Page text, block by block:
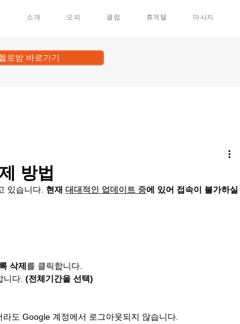
소개 오피 클럽 휴게텔 마사지
로밤 바로가기
방법
있습니다. 현재 대대적인 업데이트 중에 있어 접속이 불가하실
삭제 를 클릭합니다.
다. (전체기간을 선택)
도 Google 계정에서 로그아웃되지 않습니다.